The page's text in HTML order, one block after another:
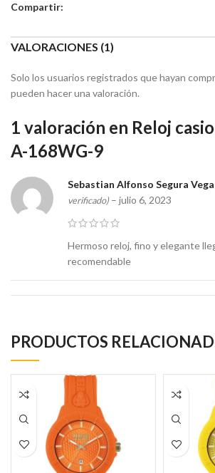
Compartir:
VALORACIONES (1)
1 valoración en Reloj
A-168WG-9
Sebastian Alfonso Segura Vega
verificado) – julio 6, 2023
Hermoso reloj, fino y elegante
recomendable
Solo los usuarios registrados que hayan
pueden hacer una valoración.
PRODUCTOS